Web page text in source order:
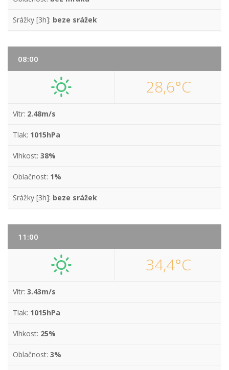
Srážky [3h]: beze srážek
08:00
28,6°C
Vítr: 2.48m/s
Tlak: 1015hPa
Vlhkost: 38%
Oblačnost: 1%
Srážky [3h]: beze srážek
11:00
34,4°C
Vítr: 3.43m/s
Tlak: 1015hPa
Vlhkost: 25%
Oblačnost: 3%